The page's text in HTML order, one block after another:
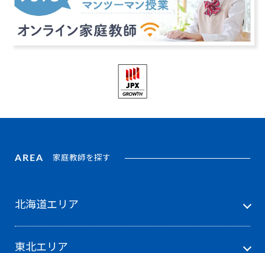
AREA 家庭教師を探す
北海道エリア
東北エリア